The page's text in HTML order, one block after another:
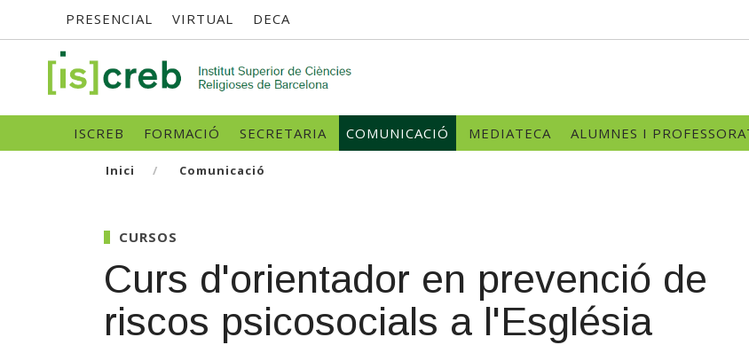
contingut
Menú
superior
SK
PRESENCIAL VIRTUAL DECA
Navegació
principal
ISCREB FORMACIÓ SECRETARIA COMUNICACIÓ MEDIATECA ALUMNES I
Inici Comunicació
CURSOS
Curs d'orientador en prevenció de
riscos psicosocials a l'Església